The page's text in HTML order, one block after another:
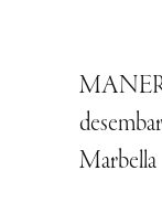
Marbella